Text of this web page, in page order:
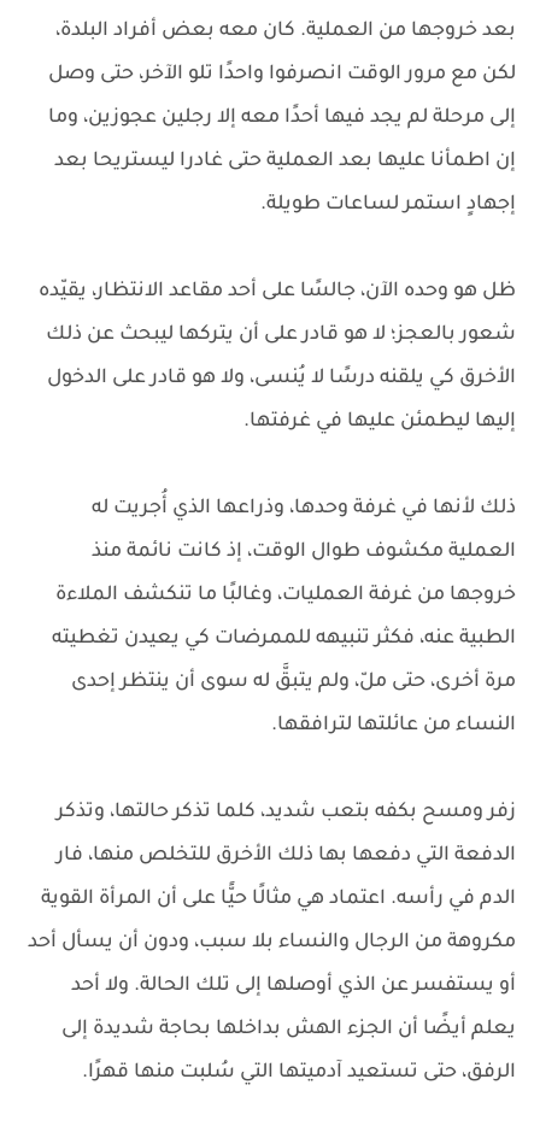
بعد خروجها من العملية. كان معه بعض أفراد البلدة،
لكن مع مرور الوقت انصرفوا واحدًا تلو الآخر، حتى وصل
إلى مرحلة لم يجد فيها أحدًا معه إلا رجلين عجوزين، وما
إن اطمأنا عليها بعد العملية حتى غادرا ليستريحا بعد
إجهادٍ استمر لساعات طويلة.
ظل هو وحده الآن، جالسًا على أحد مقاعد الانتظار، يقيّده
شعور بالعجز؛ لا هو قادر على أن يتركها ليبحث عن ذلك
الأخرق كي يلقنه درسًا لا يُنسى، ولا هو قادر على الدخول
إليها ليطمئن عليها في غرفتها.
ذلك لأنها في غرفة وحدها، وذراعها الذي أُجريت له
العملية مكشوف طوال الوقت، إذ كانت نائمة منذ
خروجها من غرفة العمليات، وغالبًا ما تنكشف الملاءة
الطبية عنه، فكثر تنبيهه للممرضات كي يعيدن تغطيته
مرة أخرى، حتى ملّ، ولم يتبقَّ له سوى أن ينتظر إحدى
النساء من عائلتها لترافقها.
زفر ومسح بكفه بتعب شديد، كلما تذكر حالتها، وتذكر
الدفعة التي دفعها بها ذلك الأخرق للتخلص منها، فار
الدم في رأسه. اعتماد هي مثالًا حيًّا على أن المرأة القوية
مكروهة من الرجال والنساء بلا سبب، ودون أن يسأل أحد
أو يستفسر عن الذي أوصلها إلى تلك الحالة. ولا أحد
يعلم أيضًا أن الجزء الهش بداخلها بحاجة شديدة إلى
الرفق، حتى تستعيد آدميتها التي سُلبت منها قهرًا.